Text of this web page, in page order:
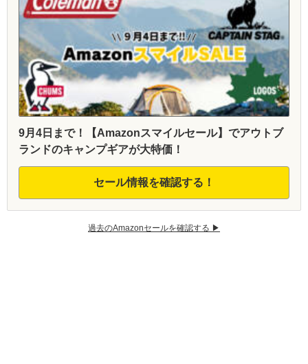
9月4日まで！【Amazonスマイルセール】でアウトブ
ランドのキャンプギアが大特価！
セール情報を確認する！
過去のAmazonセールを確認する ▶︎